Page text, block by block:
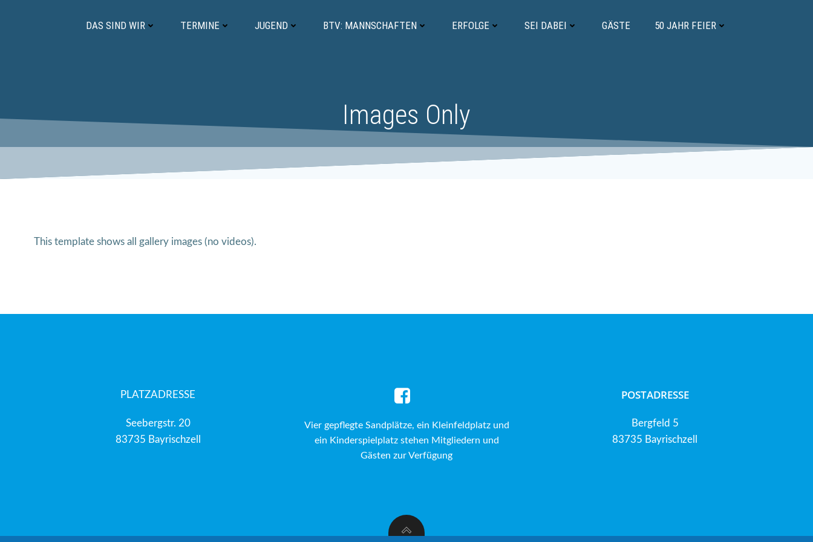
DAS SIND WIR TERMINE JUGEND BTV: MANNSCHAFTEN ERFOLGE SEI DABEI GÄSTE 50 JAHR FEIER
Images Only
This template shows all gallery images (no videos).
PLATZADRESSE
Seebergstr. 20
83735 Bayrischzell
Vier gepflegte Sandplätze, ein Kleinfeldplatz und
ein Kinderspielplatz stehen Mitgliedern und
Gästen zur Verfügung
POSTADRESSE
Bergfeld 5
83735 Bayrischzell